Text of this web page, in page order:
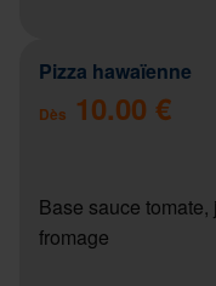
Pizza hawaïenne
Dès 10.00 €
Base sauce
fromage